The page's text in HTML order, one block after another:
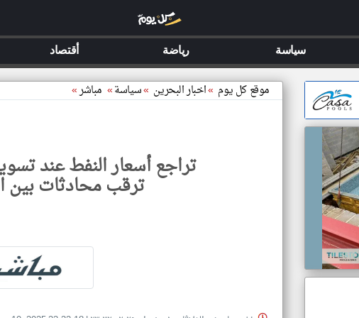
موقع كل يوم »اخبار البحرين »سياسة» مباشر»
تراجع أسعار النفط عند
ترقب محادثات بين
سياسة رياضة أقتصاد